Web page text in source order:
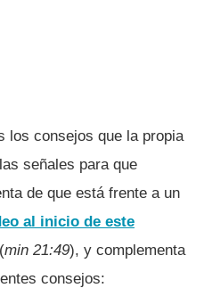
los consejos que la propia
señales para que
de que está frente a un
al inicio de este
min 21:49), y complementa
consejos: